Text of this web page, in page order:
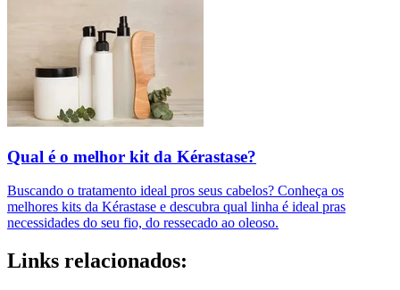
Qual é o melhor kit da Kérastase?
Buscando o tratamento ideal pros seus cabelos? Conheça os
melhores kits da Kérastase e descubra qual linha é ideal pras
necessidades do seu fio, do ressecado ao oleoso.
Links relacionados: